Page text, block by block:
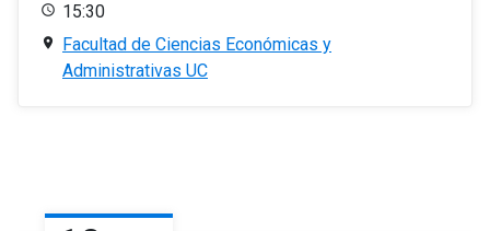
15:30
Facultad de Ciencias Económicas y
Administrativas UC